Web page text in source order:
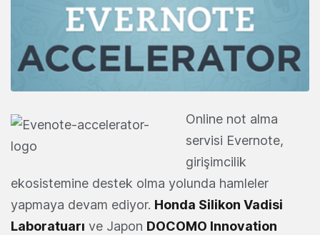
Online not alma
servisi Evernote,
girişimcilik
ekosistemine destek olma yolunda hamleler
yapmaya devam ediyor. Honda Silikon Vadisi
Laboratuarı ve Japon DOCOMO Innovation